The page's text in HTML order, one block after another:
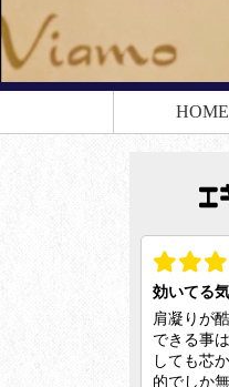
HOME